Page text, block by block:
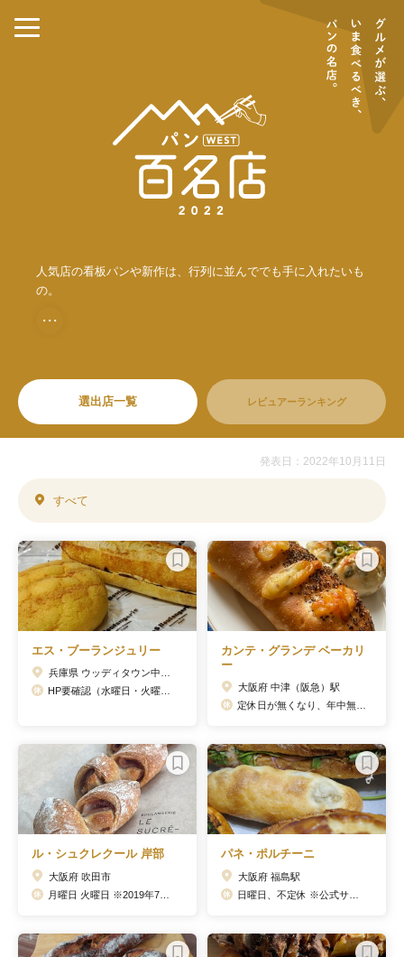
人気店の看板パンや新作は、行列に並んででも手に入れたいも
の。
・・・
選出店一覧 レビュアーランキング
発表日：2022年10月11日
すべて
エス・ブーランジュリー
カンテ・グランデ ベーカリ
ー
大阪府 中津（阪急）駅
ル・シュクレクール 岸部
大阪府 吹田市
パネ・ポルチーニ
大阪府 福島駅